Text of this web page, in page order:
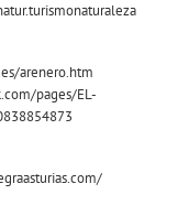
arenero.htm
pages/EL-